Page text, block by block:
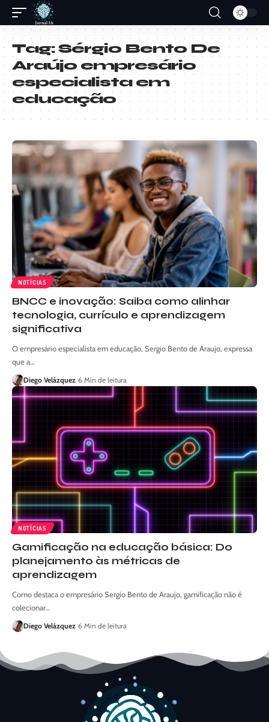
Tag:Sérgio Bento De
Araújo empresário
especialista em
educação
NOTÍCIAS
BNCC e inovação: Saiba como alinhar
tecnologia, currículo e aprendizagem
significativa
O empresário especialista em educação, Sergio Bento de Araujo, expressa
que a…
Diego Velázquez 6 Min de leitura
NOTÍCIAS
Gamificação na educação básica: Do
planejamento às métricas de
aprendizagem
Como destaca o empresário Sergio Bento de Araujo, gamificação não é
colecionar…
Diego Velázquez 6 Min de leitura